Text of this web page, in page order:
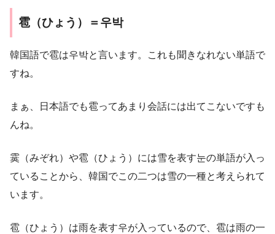
雹（ひょう）＝우박
韓国語で雹は우박と言います。これも聞きなれない単語で
すね。
まぁ、日本語でも雹ってあまり会話には出てこないですも
んね。
霙（みぞれ）や雹（ひょう）には雪を表す눈の単語が入っ
ていることから、韓国でこの二つは雪の一種と考えられて
います。
雹（ひょう）は雨を表す우が入っているので、雹は雨の一